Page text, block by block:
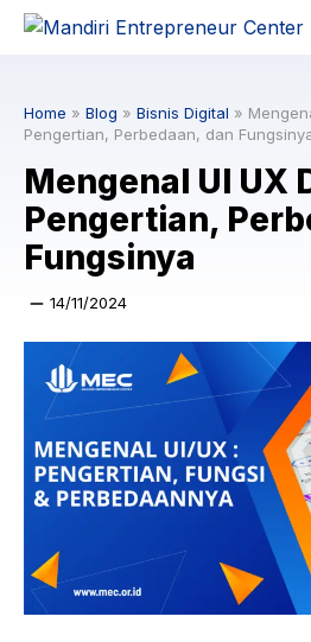
Skip
Home » Blog » Bisnis Digital »
Pengertian, Perbedaan, dan
Mengenal UI UX
Pengertian,
Fungsinya
14/11/2024